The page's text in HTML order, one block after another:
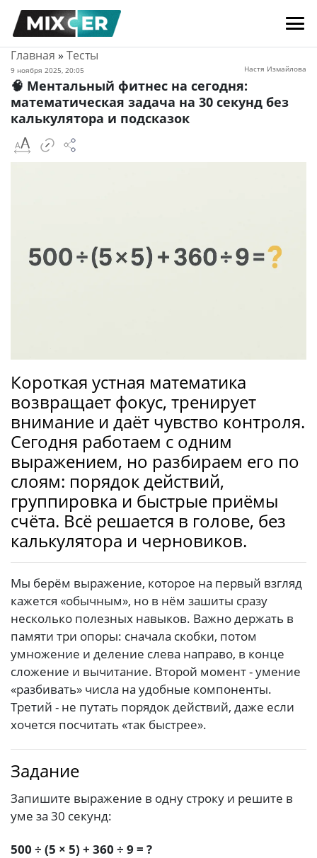
Главная » Тесты
9 ноября 2025, 20:05 Настя Измайлова
🧠 Ментальный фитнес на сегодня:
математическая задача на 30 секунд без
калькулятора и подсказок
Короткая устная математика
возвращает фокус, тренирует
внимание и даёт чувство контроля.
Сегодня работаем с одним
выражением, но разбираем его по
слоям: порядок действий,
группировка и быстрые приёмы
счёта. Всё решается в голове, без
калькулятора и черновиков.
Мы берём выражение, которое на первый взгляд
кажется «обычным», но в нём зашиты сразу
несколько полезных навыков. Важно держать в
памяти три опоры: сначала скобки, потом
умножение и деление слева направо, в конце
сложение и вычитание. Второй момент - умение
«разбивать» числа на удобные компоненты.
Третий - не путать порядок действий, даже если
хочется посчитать «так быстрее».
Задание
Запишите выражение в одну строку и решите в
уме за 30 секунд:
500 ÷ (5 × 5) + 360 ÷ 9 = ?